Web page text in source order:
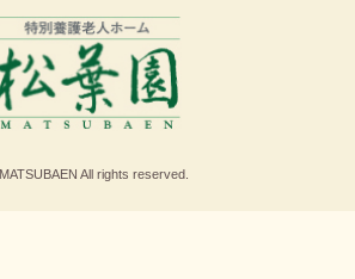
All rights reserved.